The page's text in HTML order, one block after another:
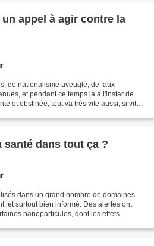
appel à agir contre la
de nationalisme aveugle, de faux
et pendant ce temps là à l'instar de
et obstinée, tout va très vite aussi, si vite,
santé dans tout ça ?
dans un grand nombre de domaines
et surtout bien informé. Des alertes ont
nanoparticules, dont les effets